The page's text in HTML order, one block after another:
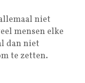
niet
mensen elke
dan niet
te zetten.